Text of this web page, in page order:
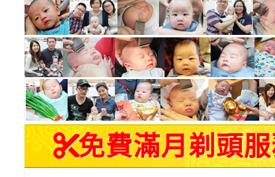
免費滿月剃頭服